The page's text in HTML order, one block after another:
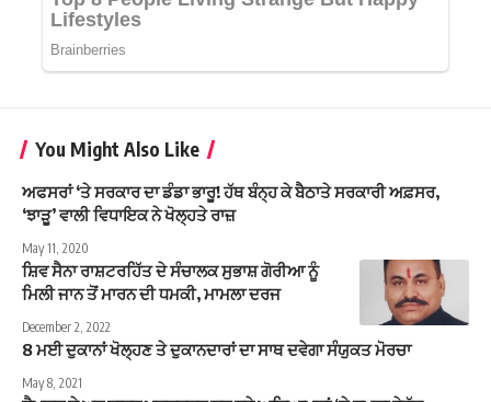
You Might Also Like
ਅਫਸਰਾਂ ‘ਤੇ ਸਰਕਾਰ ਦਾ ਡੰਡਾ ਭਾਰੂ! ਹੱਥ ਬੰਨ੍ਹ ਕੇ ਬੈਠਾਤੇ ਸਰਕਾਰੀ ਅਫ਼ਸਰ,
‘ਝਾੜੂ’ ਵਾਲੀ ਵਿਧਾਇਕ ਨੇ ਖੋਲ੍ਹਤੇ ਰਾਜ਼
May 11, 2020
ਸ਼ਿਵ ਸੈਨਾ ਰਾਸ਼ਟਰਹਿੱਤ ਦੇ ਸੰਚਾਲਕ ਸੁਭਾਸ਼ ਗੋਰੀਆ ਨੂੰ
ਮਿਲੀ ਜਾਨ ਤੋਂ ਮਾਰਨ ਦੀ ਧਮਕੀ, ਮਾਮਲਾ ਦਰਜ
December 2, 2022
8 ਮਈ ਦੁਕਾਨਾਂ ਖੋਲ੍ਹਣ ਤੇ ਦੁਕਾਨਦਾਰਾਂ ਦਾ ਸਾਥ ਦਵੇਗਾ ਸੰਯੁਕਤ ਮੋਰਚਾ
May 8, 2021